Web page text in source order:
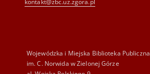
kontakt@zbc.uz.zgora.pl
Wojewódzka i Miejska Biblioteka Publiczna
im. C. Norwida w Zielonej Górze